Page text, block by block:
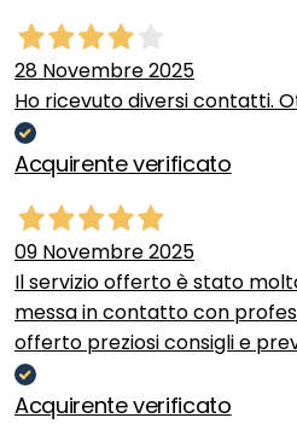
28 Novembre 2025
Ho ricevuto diversi contatti.
Acquirente verificato
09 Novembre 2025
Il servizio offerto è stato
messa in contatto con
offerto preziosi consigli e
Acquirente verificato